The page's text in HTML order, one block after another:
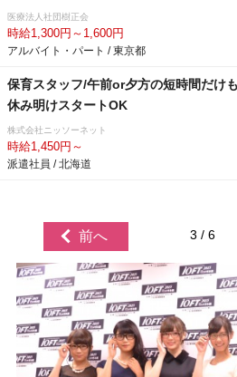
医療法人社団樹正会
時給1,300円～1,600円
アルバイト・パート / 東京都
保育スタッフ/午前or夕方の短時間だけ
休み明けスタートOK
株式会社ニッソーネット
時給1,450円～
派遣社員 / 北海道
前へ 3 / 6